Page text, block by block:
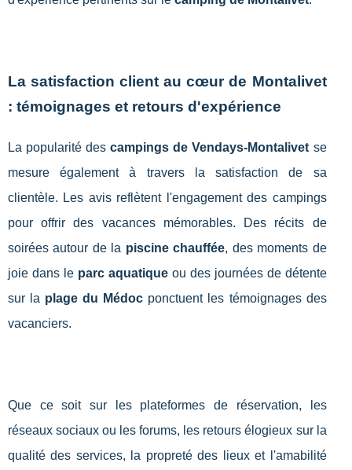
La satisfaction client au cœur de Montalivet
: témoignages et retours d'expérience
La popularité descampings de Vendays-Montalivetse
mesure également à travers la satisfaction de sa
clientèle. Les avis reflètent l'engagement des campings
pour offrir des vacances mémorables. Des récits de
soirées autour de la piscine chauffée, des moments de
joie dans le parc aquatiqueou des journées de détente
sur la plage du Médoc ponctuent les témoignages des
vacanciers.
Que ce soit sur les plateformes de réservation, les
réseaux sociaux ou les forums, les retours élogieux sur la
qualité des services, la propreté des lieux et l'amabilité